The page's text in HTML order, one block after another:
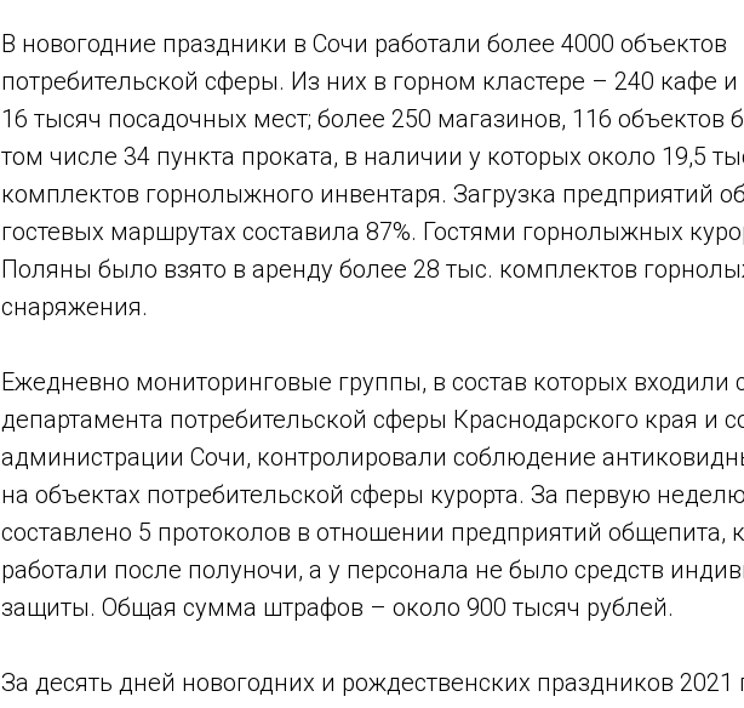
В новогодние праздники в Сочи работали более 4000 объектов
потребительской сферы. Из них в горном кластере – 240 кафе и
16 тысяч посадочных мест; более 250 магазинов, 116 объектов
том числе 34 пункта проката, в наличии у которых около 19,5
комплектов горнолыжного инвентаря. Загрузка предприятий
гостевых маршрутах составила 87%. Гостями горнолыжных
Поляны было взято в аренду более 28 тыс. комплектов
снаряжения.
Ежедневно мониторинговые группы, в состав которых входили
департамента потребительской сферы Краснодарского края и
администрации Сочи, контролировали соблюдение
на объектах потребительской сферы курорта. За первую
составлено 5 протоколов в отношении предприятий общепита,
работали после полуночи, а у персонала не было средств
защиты. Общая сумма штрафов – около 900 тысяч рублей.
За десять дней новогодних и рождественских праздников 2021